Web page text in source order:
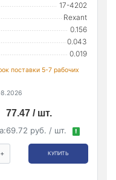
17-4202
Rexant
0.156
0.043
0.019
поставки 5-7 рабочих
77.47 / шт.
69.72 руб. / шт. !
+ КУПИТЬ